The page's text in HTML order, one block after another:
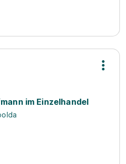
im Einzelhandel